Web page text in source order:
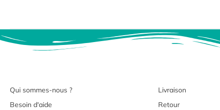
Qui sommes-nous ?
Besoin d'aide
Livraison
Retour